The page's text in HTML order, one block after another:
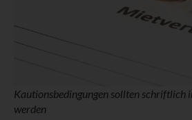
Kautionsbedingungen sollten
werden